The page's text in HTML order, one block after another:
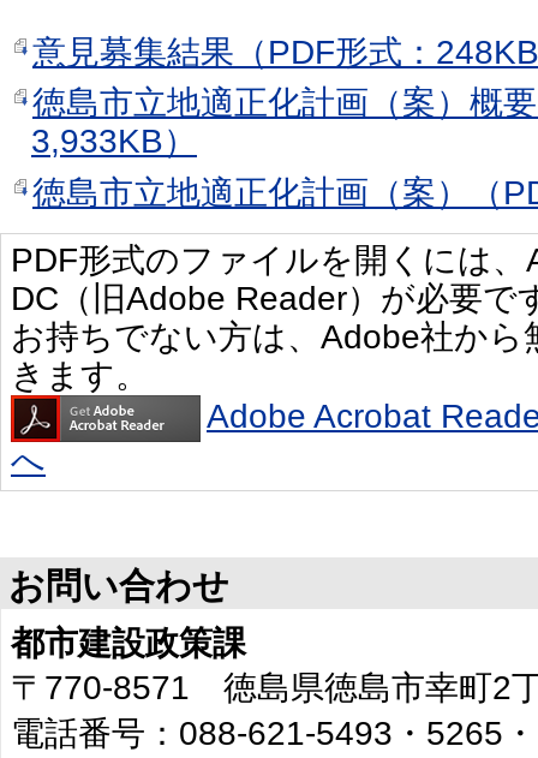
意見募集結果（PDF形式：
徳島市立地適正化計画（案）概
3,933KB）
徳島市立地適正化計画（案）（
PDF形式のファイルを開くには
DC（旧Adobe Reader）が必要で
お持ちでない方は、Adobe社か
きます。
Adobe Acrobat
へ
お問い合わせ
都市建設政策課
〒770-8571 徳島県徳島市幸町2
電話番号：088-621-5493・5265